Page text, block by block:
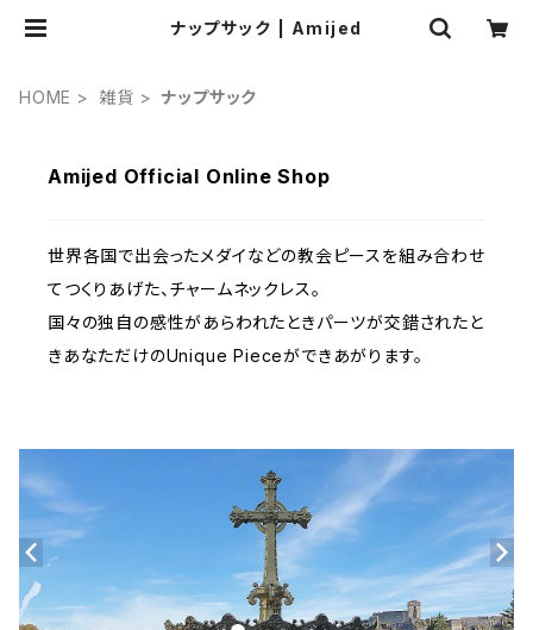
ナップサック | Amijed
HOME 雑貨 ナップサック
Amijed Official Online Shop
世界各国で出会ったメダイなどの教会ピースを組み合わせ
てつくりあげた、チャームネックレス。
国々の独自の感性があらわれたときパーツが交錯されたと
きあなただけのUnique Pieceができあがります。